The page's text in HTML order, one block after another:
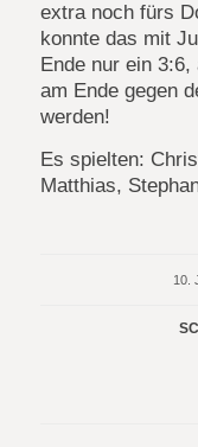
extra noch fürs
konnte das mit
Ende nur ein
am Ende gegen
werden!
Es spielten:
Matthias,
10.